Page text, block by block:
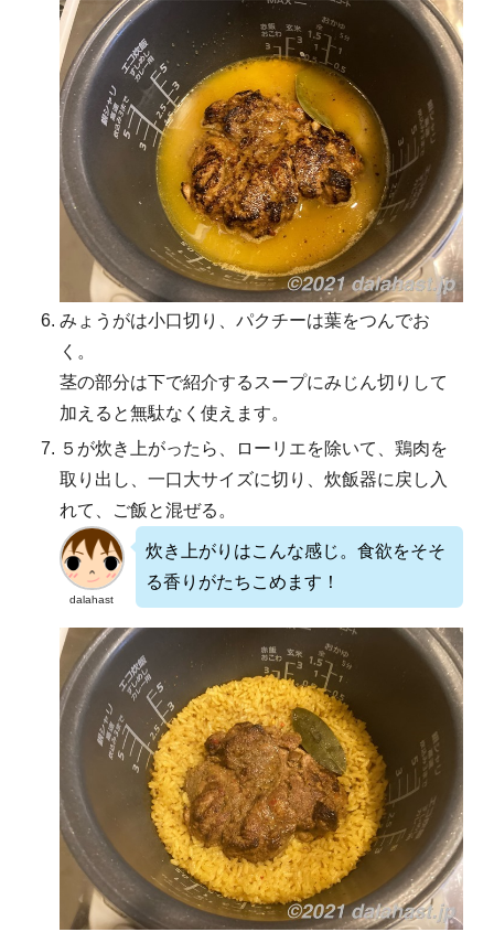
みょうがは小口切り、パクチーは葉をつんでお
く。
茎の部分は下で紹介するスープにみじん切りして
加えると無駄なく使えます。
５が炊き上がったら、ローリエを除いて、鶏肉を
取り出し、一口大サイズに切り、炊飯器に戻し入
れて、ご飯と混ぜる。
dalahast
炊き上がりはこんな感じ。食欲をそそ
る香りがたちこめます！